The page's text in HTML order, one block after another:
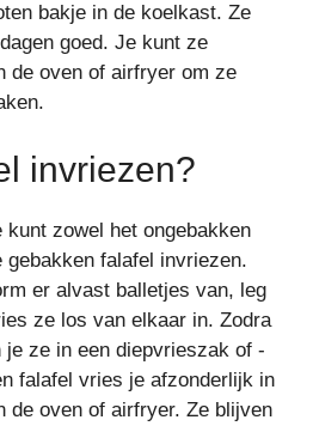
bakje in de koelkast. Ze
goed. Je kunt ze
de oven of airfryer om ze
invriezen?
zowel het ongebakken
falafel invriezen.
er alvast balletjes van, leg
ze los van elkaar in. Zodra
ze in een diepvrieszak of -
falafel vries je afzonderlijk in
de oven of airfryer. Ze blijven